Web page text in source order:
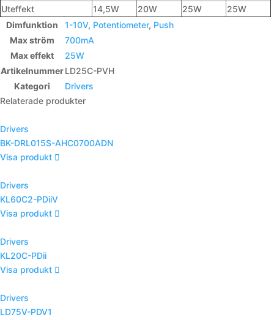
Uteffekt
14,5W 20W 25W
25W
Dimfunktion
1-10V, Potentiometer, Push
Max ström
700mA
Max effekt
25W
ArtikelnummerLD25C-PVH
Kategori
Drivers
Relaterade produkter
Drivers
BK-DRL015S-AHC0700ADN
Visa produkt
Drivers
KL60C2-PDiiV
Visa produkt
Drivers
KL20C-PDii
Visa produkt
Drivers
LD75V-PDV1